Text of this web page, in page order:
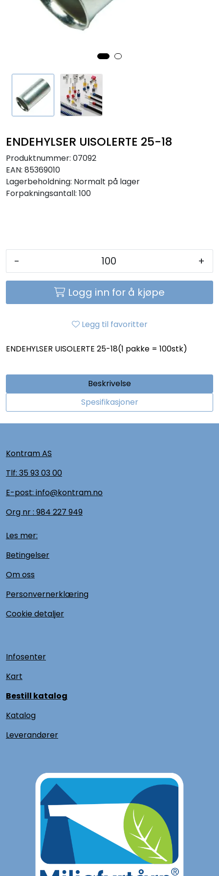
ENDEHYLSER UISOLERTE 25-18
Produktnummer: 07092
EAN: 85369010
Lagerbeholdning: Normalt på lager
Forpakningsantall: 100
- +
Logg inn for å kjøpe
Legg til favoritter
ENDEHYLSER UISOLERTE 25-18(1 pakke = 100stk)
Beskrivelse
Spesifikasjoner
Kontram AS
Tlf: 35 93 03 00
E-post: info@kontram.no
Org nr : 984 227 949
Les mer:
Betingelser
Om oss
Personvernerklæring
Cookie detaljer
Infosenter
Kart
Bestill katalog
Katalog
Leverandører